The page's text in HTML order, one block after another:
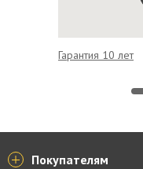
Гарантия 10 лет
Покупателям